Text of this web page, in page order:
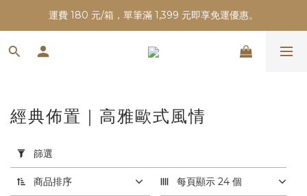
運費 180 元/箱，單筆滿 1,399 元即享免運優惠。
用
選
經典佈置｜高雅歐式風情
篩選
商品排序 每頁顯示 24 個